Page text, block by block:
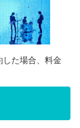
た場合、料金